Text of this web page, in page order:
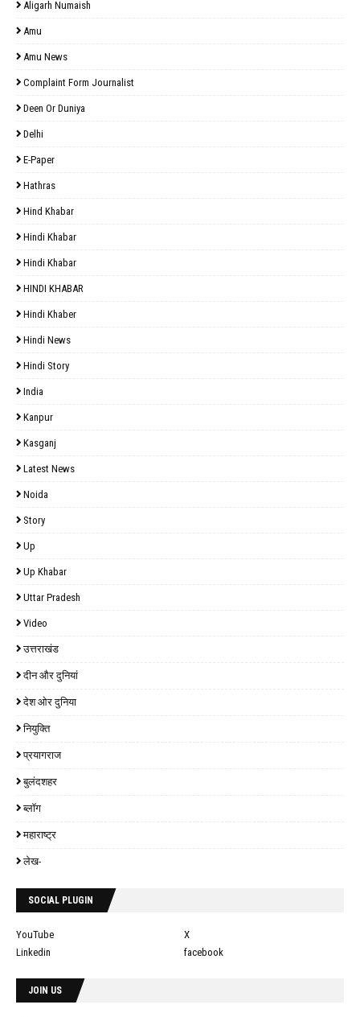
Aligarh Numaish
Amu
Amu News
Complaint Form Journalist
Deen Or Duniya
Delhi
E-Paper
Hathras
Hind Khabar
Hindi Khabar
Hindi Khabar
HINDI KHABAR
Hindi Khaber
Hindi News
Hindi Story
India
Kanpur
Kasganj
Latest News
Noida
Story
Up
Up Khabar
Uttar Pradesh
Video
उत्तराखंड
दीन और दुनियां
देश ओर दुनिया
नियुक्ति
प्रयागराज
बुलंदशहर
ब्लॉग
महाराष्ट्र
लेख-
SOCIAL PLUGIN
YouTube
X
Linkedin
facebook
JOIN US